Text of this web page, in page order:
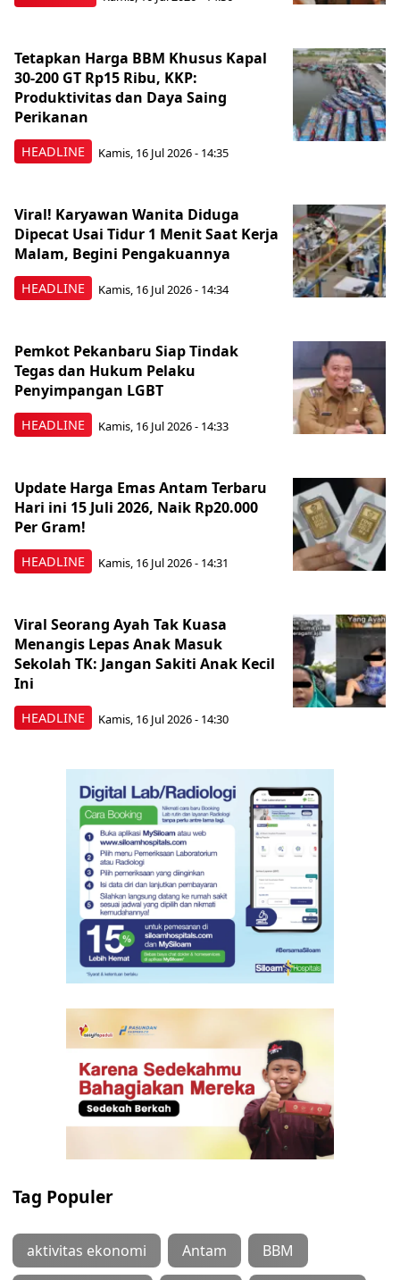
HEADLINE
Tetapkan Harga BBM Khusus Kapal
30-200 GT Rp15 Ribu, KKP:
Produktivitas dan Daya Saing
Perikanan
Kamis, 16 Jul 2026 - 14:35
HEADLINE
Viral! Karyawan Wanita Diduga
Dipecat Usai Tidur 1 Menit Saat Kerja
Malam, Begini Pengakuannya
Kamis, 16 Jul 2026 - 14:34
HEADLINE
Pemkot Pekanbaru Siap Tindak
Tegas dan Hukum Pelaku
Penyimpangan LGBT
Kamis, 16 Jul 2026 - 14:33
HEADLINE
Update Harga Emas Antam Terbaru
Hari ini 15 Juli 2026, Naik Rp20.000
Per Gram!
Kamis, 16 Jul 2026 - 14:31
HEADLINE
Viral Seorang Ayah Tak Kuasa
Menangis Lepas Anak Masuk
Sekolah TK: Jangan Sakiti Anak Kecil
Ini
Kamis, 16 Jul 2026 - 14:30
Tag Populer
aktivitas ekonomi Antam BBM